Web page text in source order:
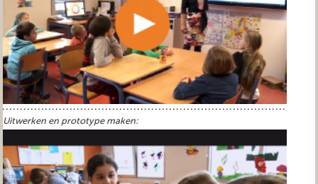
Uitwerken en prototype maken: